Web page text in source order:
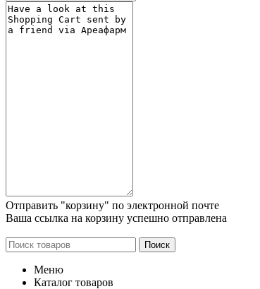
Отправить "корзину" по электронной почте
Ваша ссылка на корзину успешно отправлена
Поиск
Меню
Каталог товаров